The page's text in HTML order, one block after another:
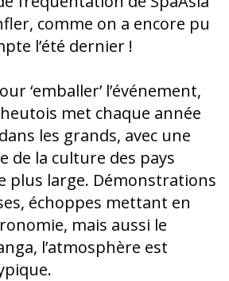
comme on a encore pu
l’été dernier !
‘emballer’ l’événement,
met chaque année
les grands, avec une
de la culture des pays
plus large. Démonstrations
échoppes mettant en
mais aussi le
l’atmosphère est